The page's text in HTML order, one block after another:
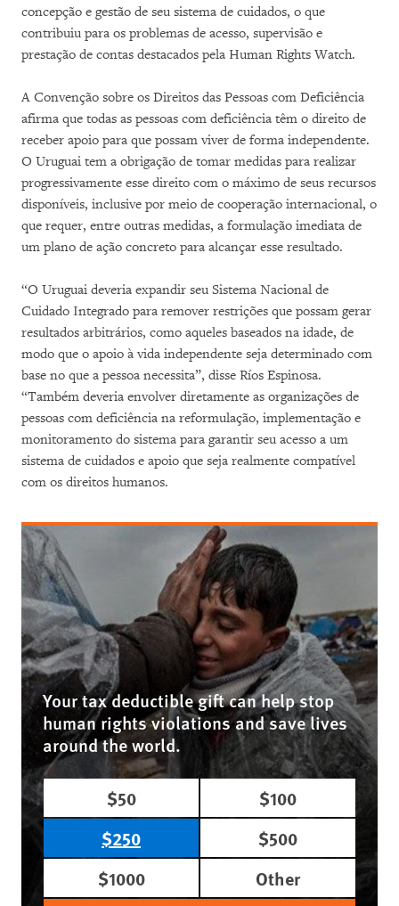
concepção e gestão de seu sistema de cuidados, o que
contribuiu para os problemas de acesso, supervisão e
prestação de contas destacados pela Human Rights Watch.
A Convenção sobre os Direitos das Pessoas com Deficiência
afirma que todas as pessoas com deficiência têm o direito de
receber apoio para que possam viver de forma independente.
O Uruguai tem a obrigação de tomar medidas para realizar
progressivamente esse direito com o máximo de seus recursos
disponíveis, inclusive por meio de cooperação internacional, o
que requer, entre outras medidas, a formulação imediata de
um plano de ação concreto para alcançar esse resultado.
“O Uruguai deveria expandir seu Sistema Nacional de
Cuidado Integrado para remover restrições que possam gerar
resultados arbitrários, como aqueles baseados na idade, de
modo que o apoio à vida independente seja determinado com
base no que a pessoa necessita”, disse Ríos Espinosa.
“Também deveria envolver diretamente as organizações de
pessoas com deficiência na reformulação, implementação e
monitoramento do sistema para garantir seu acesso a um
sistema de cuidados e apoio que seja realmente compatível
com os direitos humanos.
Your tax deductible gift can help stop
human rights violations and save lives
around the world.
$50
$100
$250
$500
$1000
Other